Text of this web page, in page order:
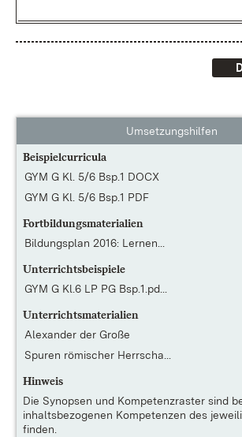
Umsetzungshilfen
Beispielcurricula
GYM G Kl. 5/6 Bsp.1 DOCX
GYM G Kl. 5/6 Bsp.1 PDF
Fortbildungsmaterialien
Bildungsplan 2016: Lernen...
Unterrichtsbeispiele
GYM G Kl.6 LP PG Bsp.1.pd...
Unterrichtsmaterialien
Alexander der Große
Spuren römischer Herrscha...
Hinweis
Die Synopsen und Kompetenzraster sind
inhaltsbezogenen Kompetenzen des
finden.